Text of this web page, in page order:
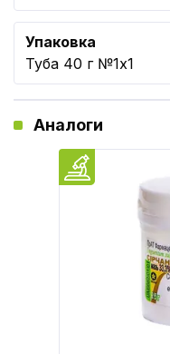
Упаковка
Туба 40 г №1x1
Аналоги